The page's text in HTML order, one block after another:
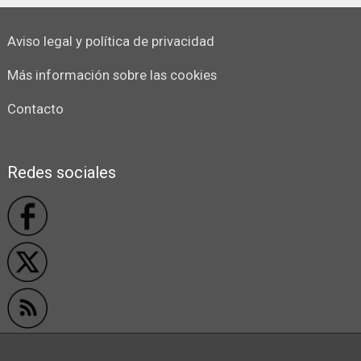
Aviso legal y política de privacidad
Más información sobre las cookies
Contacto
Redes sociales